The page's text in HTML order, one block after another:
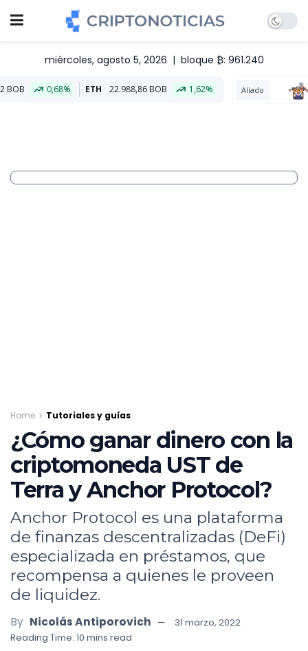
miércoles, agosto 5, 2026 | bloque ₿: 961.240
22.988,86 BOB 1,62% Aliado
Home Tutoriales y guías
¿Cómo ganar dinero con la
criptomoneda UST de
Terra y Anchor Protocol?
Anchor Protocol es una plataforma
de finanzas descentralizadas (DeFi)
especializada en préstamos, que
recompensa a quienes le proveen
de liquidez.
By Nicolás Antiporovich
31 marzo, 2022
Reading Time: 10 mins read